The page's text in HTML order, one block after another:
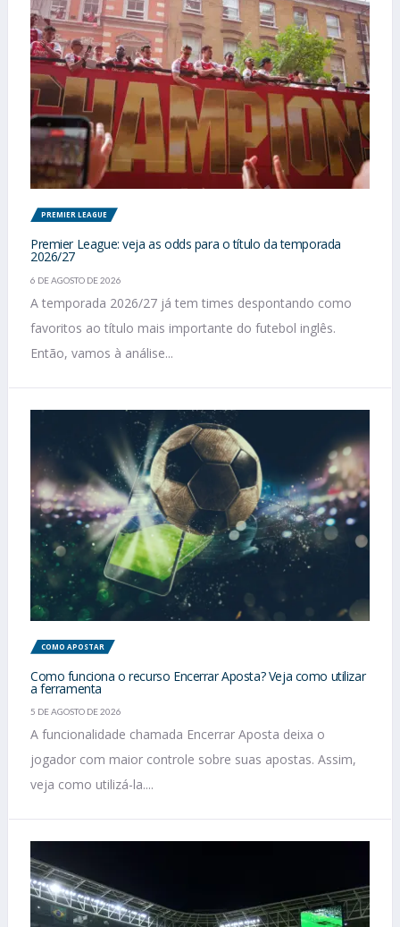
PREMIER LEAGUE
Premier League: veja as odds para o título da temporada
2026/27
6 DE AGOSTO DE 2026
A temporada 2026/27 já tem times despontando como
favoritos ao título mais importante do futebol inglês.
Então, vamos à análise...
COMO APOSTAR
Como funciona o recurso Encerrar Aposta? Veja como utilizar
a ferramenta
5 DE AGOSTO DE 2026
A funcionalidade chamada Encerrar Aposta deixa o
jogador com maior controle sobre suas apostas. Assim,
veja como utilizá-la....